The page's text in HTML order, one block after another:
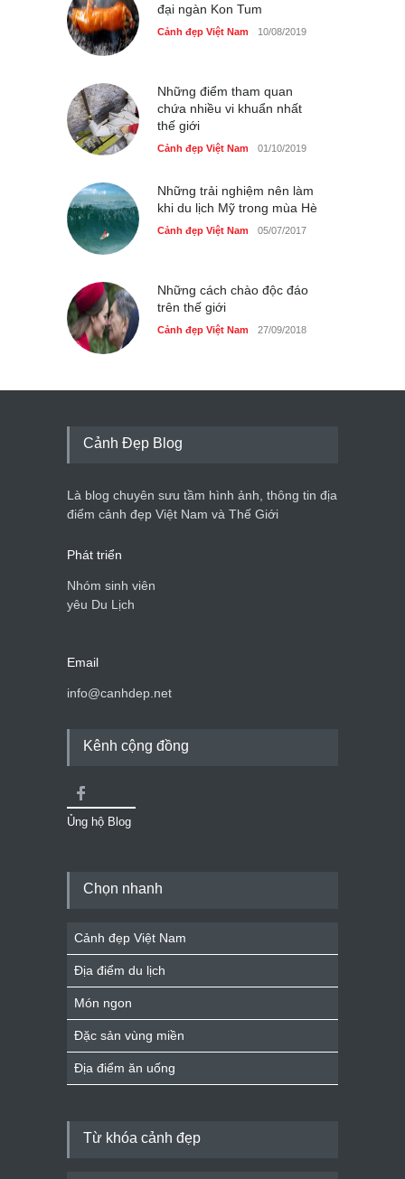
đại ngàn Kon Tum
Cảnh đẹp Việt Nam 10/08/2019
Những điểm tham quan
chứa nhiều vi khuẩn nhất
thế giới
Cảnh đẹp Việt Nam 01/10/2019
Những trải nghiệm nên làm
khi du lịch Mỹ trong mùa Hè
Cảnh đẹp Việt Nam 05/07/2017
Những cách chào độc đáo
trên thế giới
Cảnh đẹp Việt Nam 27/09/2018
Cảnh Đẹp Blog
Là blog chuyên sưu tầm hình ảnh, thông tin địa
điểm cảnh đẹp Việt Nam và Thế Giới
Phát triển
Nhóm sinh viên
yêu Du Lịch
Email
info@canhdep.net
Kênh cộng đồng
Ủng hộ Blog
Chọn nhanh
Cảnh đẹp Việt Nam
Địa điểm du lịch
Món ngon
Đặc sản vùng miền
Địa điểm ăn uống
Từ khóa cảnh đẹp